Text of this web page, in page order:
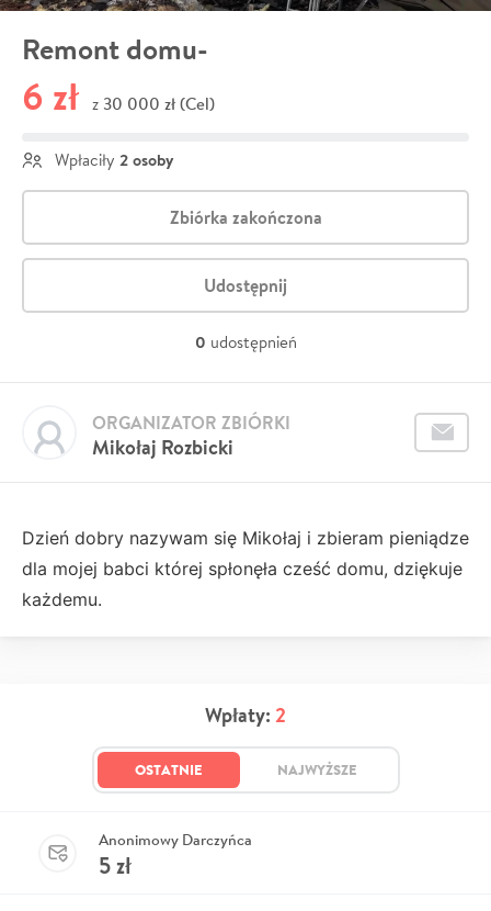
Remont domu-
6 zł z 30 000 zł (Cel)
Wpłaciły 2 osoby
Zbiórka zakończona
Udostępnij
0 udostępnień
Mikołaj Rozbicki
ORGANIZATOR ZBIÓRKI
Dzień dobry nazywam się Mikołaj i zbieram pieniądze
dla mojej babci której spłonęła cześć domu, dziękuje
każdemu.
Wpłaty: 2
OSTATNIE NAJWYŻSZE
Anonimowy Darczyńca
5zł